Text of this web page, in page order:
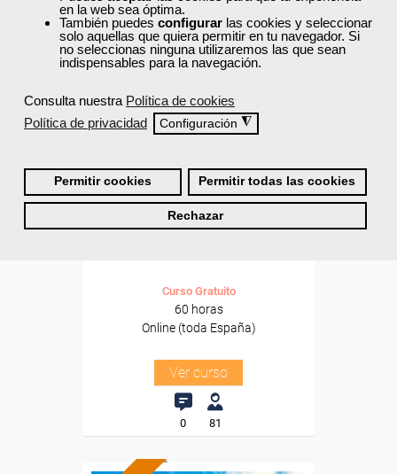
en la web sea óptima.
También puedes configurar las cookies y seleccionar
solo aquellas que quiera permitir en tu navegador. Si
no seleccionas ninguna utilizaremos las que sean
indispensables para la navegación.
Consulta nuestra Política de cookies
Política de privacidad
Configuración ◮
Permitir cookies Permitir todas las cookies
Rechazar
subvencionada.
Para desempleados,
trabajadores y autónomos.
Sector
-Administración.
Cursos Femxa
Gestión contable general y de
Curso Gratuito
60 horas
Online (toda España)
Ver curso
0 81